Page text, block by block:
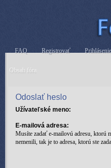
FAQ Registrovať Prihlásenie
Obsah fóra
Odoslať heslo
Užívateľské meno:
E-mailová adresa:
Musíte zadať e-mailovú adresu, ktorú
nemenili, tak je to adresa, ktorú ste